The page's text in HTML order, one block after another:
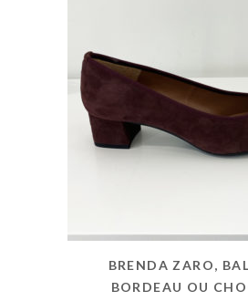
BRENDA ZARO,
BORDEAU OU